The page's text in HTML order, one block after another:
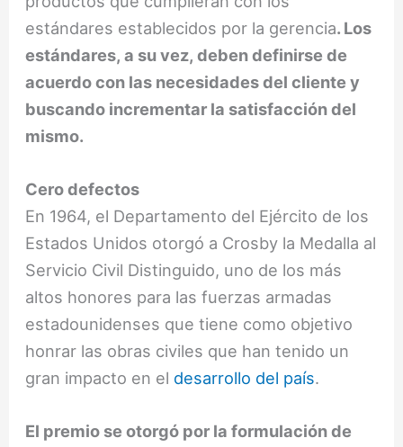
estándares establecidos por la gerencia. Los
estándares, a su vez, deben definirse de
acuerdo con las necesidades del cliente y
buscando incrementar la satisfacción del
mismo.
Cero defectos
En 1964, el Departamento del Ejército de los
Estados Unidos otorgó a Crosby la Medalla al
Servicio Civil Distinguido, uno de los más
altos honores para las fuerzas armadas
estadounidenses que tiene como objetivo
honrar las obras civiles que han tenido un
gran impacto en el desarrollo del país.
El premio se otorgó por la formulación de